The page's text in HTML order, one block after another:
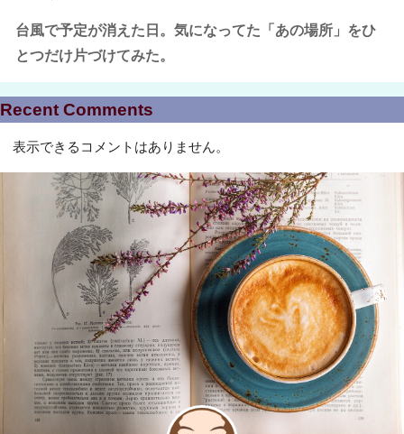
台風で予定が消えた日。気になってた「あの場所」をひ
とつだけ片づけてみた。
Recent Comments
表示できるコメントはありません。